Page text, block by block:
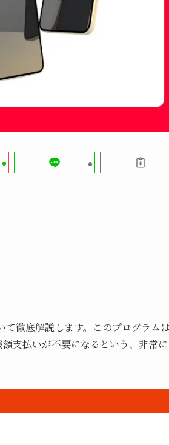
徹底解説します。このプログラム
支払いが不要になるという、非常に